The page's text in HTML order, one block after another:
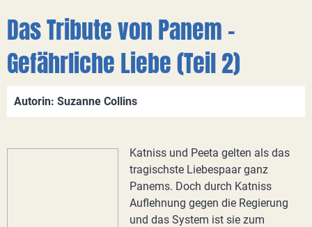
Das Tribute von Panem -
Gefährliche Liebe (Teil 2)
Autorin: Suzanne Collins
Katniss und Peeta gelten als das
tragischste Liebespaar ganz
Panems. Doch durch Katniss
Auflehnung gegen die Regierung
und das System ist sie zum